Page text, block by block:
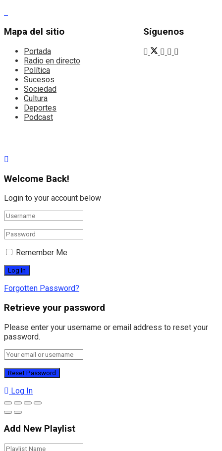
Mapa del sitio
Portada
Radio en directo
Política
Sucesos
Sociedad
Cultura
Deportes
Podcast
Síguenos
Welcome Back!
Login to your account below
Remember Me
Forgotten Password?
Retrieve your password
Please enter your username or email address to reset your
password.
Log In
Add New Playlist